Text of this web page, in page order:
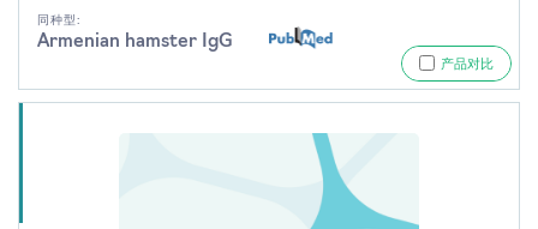
同种型:
Armenian hamster IgG
产品对比